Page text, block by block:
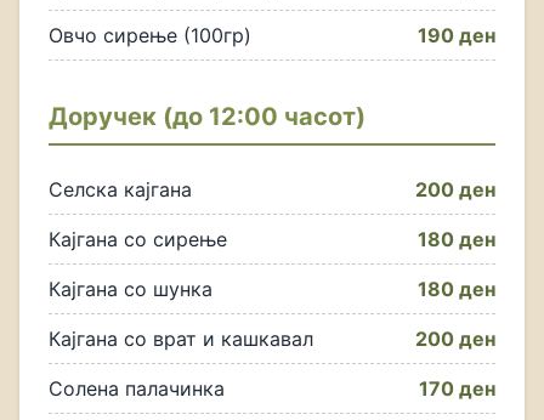
Овчо сирење (100гр) 190 ден
Доручек (до 12:00 часот)
Селска кајгана 200 ден
Кајгана со сирење 180 ден
Кајгана со шунка 180 ден
Кајгана со врат и кашкавал 200 ден
Солена палачинка 170 ден